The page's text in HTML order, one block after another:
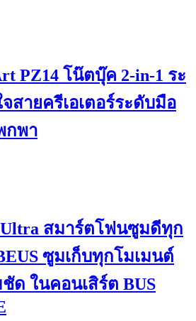
PZ14 โน๊ตบุ๊ค 2-in-1 ระ
สายครีเอเตอร์ระดับมือ
กพา
Ultra สมาร์ตโฟนซูมดีทุก
ซูมเก็บทุกโมเมนต์
ด ในคอนเสิร์ต BUS